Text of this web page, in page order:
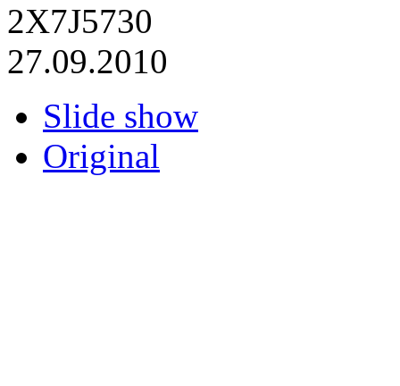
2X7J5730
27.09.2010
Slide show
Original